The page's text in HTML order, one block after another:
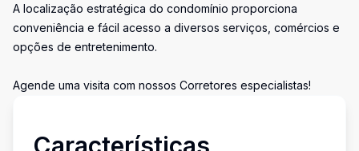
A localização estratégica do condomínio proporciona
conveniência e fácil acesso a diversos serviços, comércios e
opções de entretenimento.
Agende uma visita com nossos Corretores especialistas!